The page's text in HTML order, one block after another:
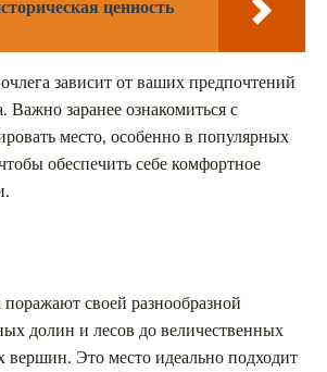
ценность
зависит от ваших предпочтений
Важно заранее ознакомиться с
место, особенно в популярных
обеспечить себе комфортное
своей разнообразной
долин и лесов до величественных
вершин. Это место идеально подходит